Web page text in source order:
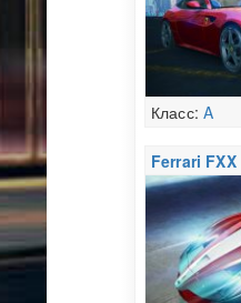
Класс:A
Ferrari FXX